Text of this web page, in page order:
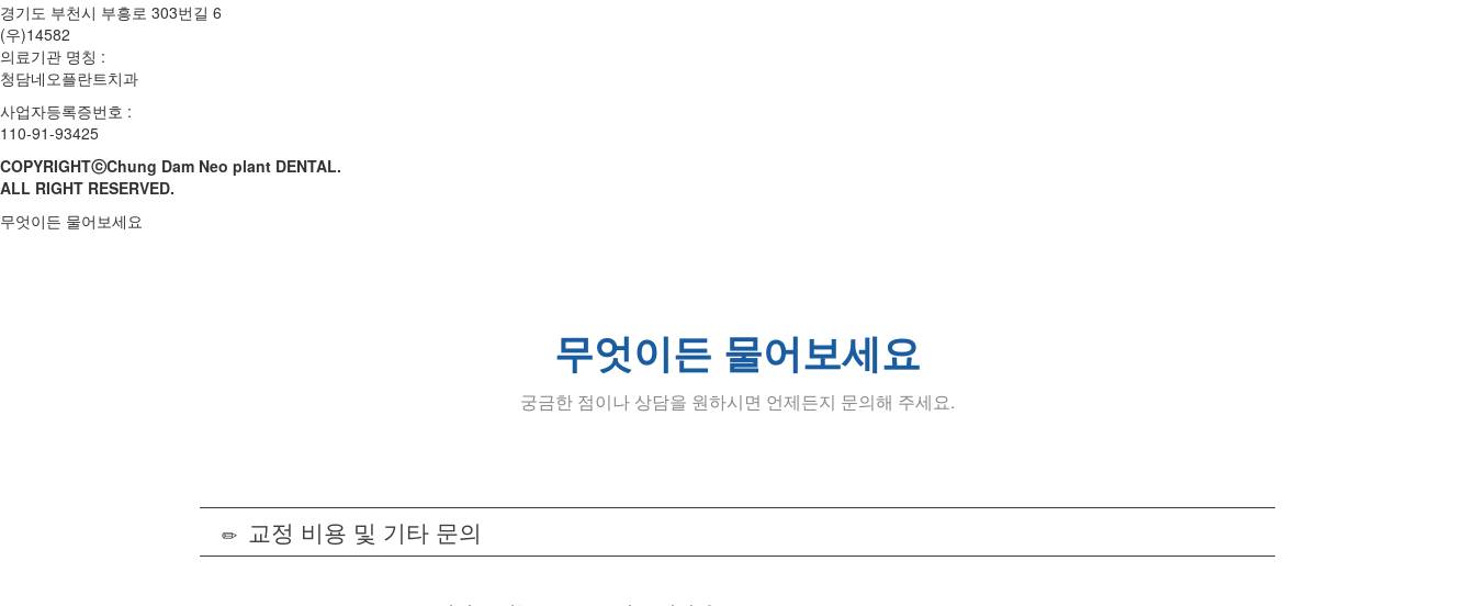
경기도 부천시 부흥로 303번길 6
(우)14582
의료기관 명칭 :
청담네오플란트치과
사업자등록증번호 :
110-91-93425
COPYRIGHTⓒChung Dam Neo plant DENTAL.
ALL RIGHT RESERVED.
무엇이든 물어보세요
무엇이든 물어보세요
궁금한 점이나 상담을 원하시면 언제든지 문의해 주세요.
교정 비용 및 기타 문의